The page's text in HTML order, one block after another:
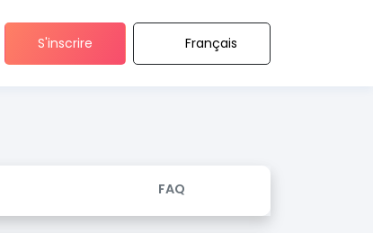
S'inscrire Français
FAQ